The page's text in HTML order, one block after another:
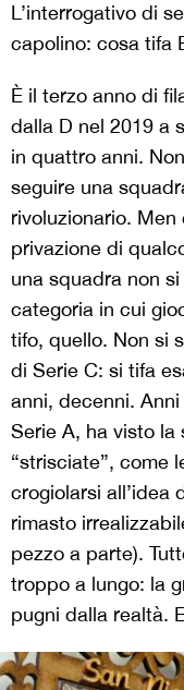
L’interrogativo di
capolino: cosa tifa
È il terzo anno di
dalla D nel 2019 a
in quattro anni.
seguire una
rivoluzionario.
privazione di
una squadra non
categoria in cui
tifo, quello. Non si
di Serie C: si tifa
anni, decenni.
Serie A, ha visto
“strisciate”, come
crogiolarsi all’idea
rimasto
pezzo a parte).
troppo a lungo: la
pugni dalla realtà.